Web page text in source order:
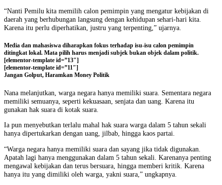
“Nanti Pemilu kita memilih calon pemimpin yang mengatur kebijakan di
daerah yang berhubungan langsung dengan kehidupan sehari-hari kita.
Karena itu perlu diperhatikan, justru yang terpenting,” ujarnya.
Media dan mahasiswa diharapkan fokus terhadap isu-isu calon pemimpin
ditingkat lokal. Mata pilih harus menjadi subjek bukan objek dalam politik.
[elementor-template id=”13″]
[elementor-template id=”11″]
Jangan Golput, Haramkan Money Politik
Nana melanjutkan, warga negara hanya memiliki suara. Sementara negara
memiliki semuanya, seperti kekuasaan, senjata dan uang. Karena itu
gunakan hak suara di kotak suara.
Ia pun menyebutkan terlalu mahal hak suara warga dalam 5 tahun sekali
hanya dipertukarkan dengan uang, jilbab, hingga kaos partai.
“Warga negara hanya memiliki suara dan sayang jika tidak digunakan.
Apatah lagi hanya menggunakan dalam 5 tahun sekali. Karenanya penting
mengawal kebijakan dan terus bersuara, hingga memberi kritik. Karena
hanya itu yang dimiliki oleh warga, yakni suara,” ungkapnya.